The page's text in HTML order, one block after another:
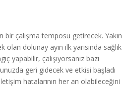
bir çalışma temposu getirecek. Yakın
dolunay ayın ilk yarısında sağlık
yapabilir, çalışıyorsanız bazı
geri gidecek ve etkisi başladı
hatalarının her an olabileceğini